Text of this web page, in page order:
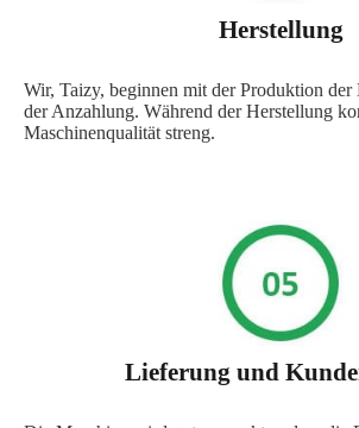
Herstellung
Wir, Taizy, beginnen mit der Produktion der
der Anzahlung. Während der Herstellung
Maschinenqualität streng.
Lieferung und